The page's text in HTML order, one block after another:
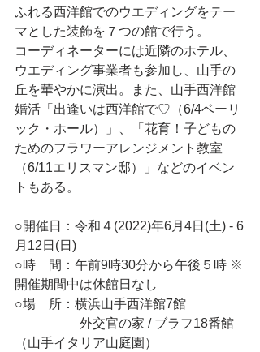
ふれる西洋館でのウエディングをテー
マとした装飾を７つの館で行う。
コーディネーターには近隣のホテル、
ウエディング事業者も参加し、山手の
丘を華やかに演出。また、山手西洋館
婚活「出逢いは西洋館で♡（6/4ベーリ
ック・ホール）」、「花育！子どもの
ためのフラワーアレンジメント教室
（6/11エリスマン邸）」などのイベン
トもある。
○開催日：令和４(2022)年6月4日(土) - 6
月12日(日)
○時　間：午前9時30分から午後５時 ※
開催期間中は休館日なし
○場　所：横浜山手西洋館7館
外交官の家 / ブラフ18番館
（山手イタリア山庭園）